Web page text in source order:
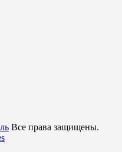
Все права защищены.